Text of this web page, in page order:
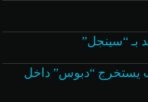
بـ “سينجل”
يستخرج “دبوس” داخل